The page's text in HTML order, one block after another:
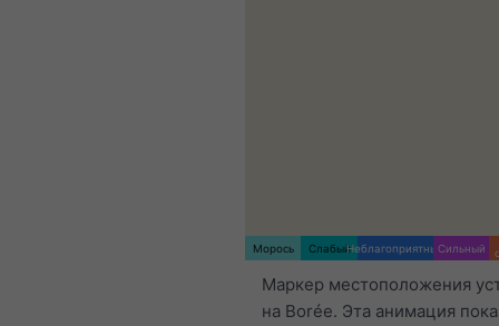
Морось СлабыйНеблагоприятныйСильный
Маркер местоположения
на Borée. Эта анимация